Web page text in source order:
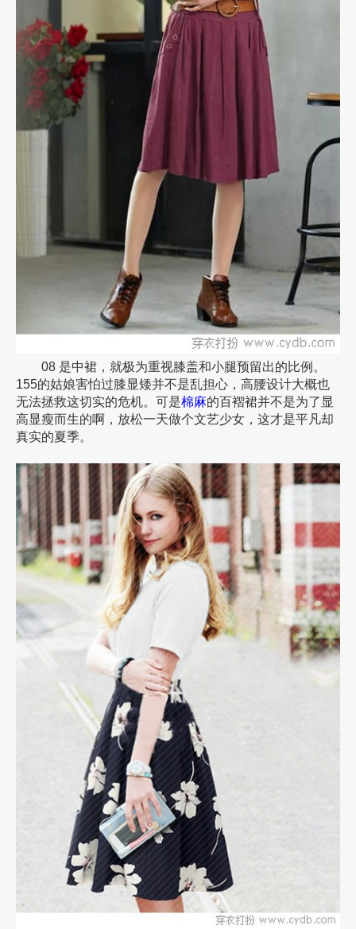
08 是中裙，就极为重视膝盖和小腿预留出的比例。
155的姑娘害怕过膝显矮并不是乱担心，高腰设计大概也
无法拯救这切实的危机。可是棉麻的百褶裙并不是为了显
高显瘦而生的啊，放松一天做个文艺少女，这才是平凡却
真实的夏季。